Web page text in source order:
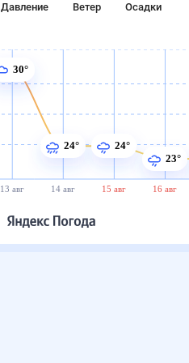
Давление Ветер Осадки
13 авг 14 авг 15 авг 16 авг
30°
24°
24°
23°